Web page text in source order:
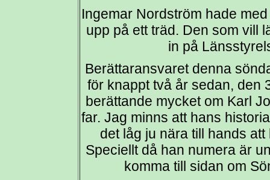
Ingemar Nordström hade
upp på ett träd. Den som vill
in på
Berättaransvaret denna
för knappt två år sedan, den
berättande mycket om Karl
far. Jag minns att hans
det låg ju nära till hands
Speciellt då han numera är
komma till sidan om